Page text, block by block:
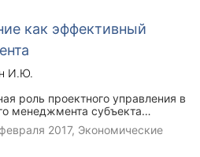
как эффективный
И.Ю.
роль проектного управления в
менеджмента субъекта
что для успешного выполнения
запланированных
качеством
2017, Экономические